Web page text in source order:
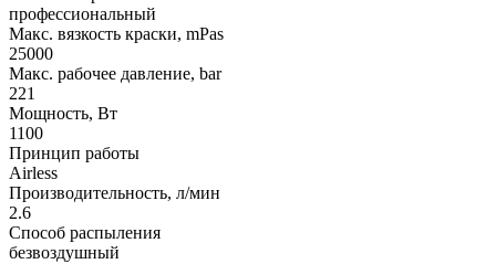
профессиональный
Макс. вязкость краски, mPas
25000
Макс. рабочее давление, bar
221
Мощность, Вт
1100
Принцип работы
Airless
Производительность, л/мин
2.6
Способ распыления
безвоздушный